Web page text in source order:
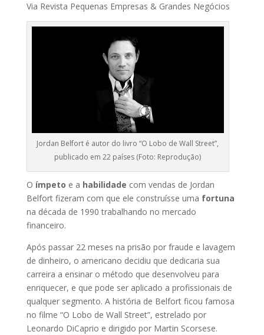
Via Revista Pequenas Empresas & Grandes Negócios
Jordan Belfort é autor do livro “O Lobo de Wall Street”,
publicado em 22 países (Foto: Reprodução)
O ímpeto e a habilidade com vendas de Jordan
Belfort fizeram com que ele construísse uma fortuna
na década de 1990 trabalhando no mercado
financeiro.
Após passar 22 meses na prisão por fraude e lavagem
de dinheiro, o americano decidiu que dedicaria sua
carreira a ensinar o método que desenvolveu para
enriquecer, e que pode ser aplicado a profissionais de
qualquer segmento. A história de Belfort ficou famosa
no filme “O Lobo de Wall Street”, estrelado por
Leonardo DiCaprio e dirigido por Martin Scorsese.